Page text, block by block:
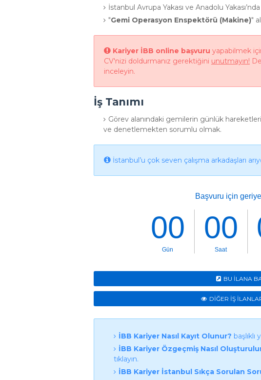
İstanbul Avrupa Yakası ve Anadolu
"Gemi Operasyon Enspektörü (Makine)"
Kariyer İBB online başvuru yapabilmek
CV'nizi doldurmanız gerektiğini unutmayın!
inceleyin.
İş Tanımı
Görev alanındaki gemilerin günlük
ve denetlemekten sorumlu olmak.
İstanbul’u çok seven çalışma arkadaşları
BU İLANA
DİĞER İŞ
İBB Kariyer Nasıl Kayıt Olunur? başlıklı
İBB Kariyer Özgeçmiş Nasıl
tıklayın.
İBB Kariyer İstanbul Sıkça Sorulan